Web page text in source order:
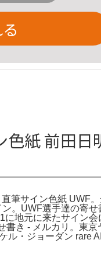
紙 前田日
筆サイン色紙 UWF
。UWF選手達の寄
地元に来たサイン
書き - メルカリ。東
ル・ジョーダン